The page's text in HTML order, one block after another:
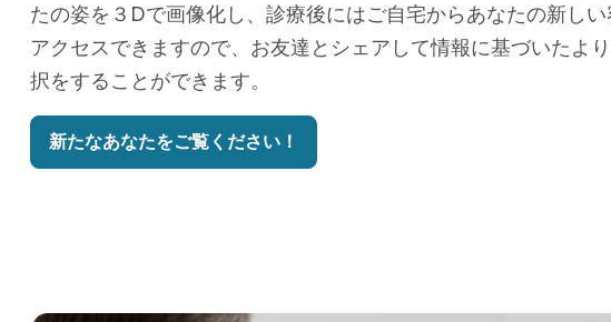
たの姿を３Dで画像化し、診療後にはご自宅からあなたの新しい
アクセスできますので、お友達とシェアして情報に基づいたよ
択をすることができます。
新たなあなたをご覧ください！